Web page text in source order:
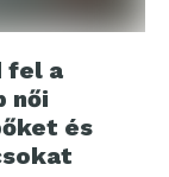
fel a
női
és